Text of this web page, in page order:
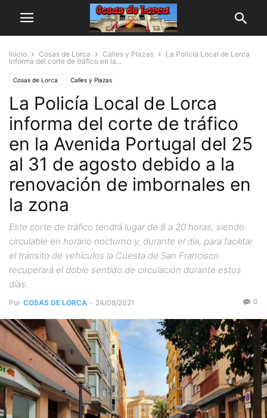
Inicio Cosas de Lorca Calles y Plazas
La Policía Local de Lorca
informa del corte de tráfico en la...
Cosas de Lorca Calles y Plazas
La Policía Local de Lorca
informa del corte de tráfico
en la Avenida Portugal del 25
al 31 de agosto debido a la
renovación de imbornales en
la zona
Este corte de tráfico tendrá lugar de 8 a 20 horas, siendo
circulable en horario nocturno y, durante el día, para facilitar
el tránsito de vehículos la Cuesta de San Francisco
recuperará el doble sentido de circulación durante estos
días.
Por COSAS DE LORCA - 24/08/2021 0